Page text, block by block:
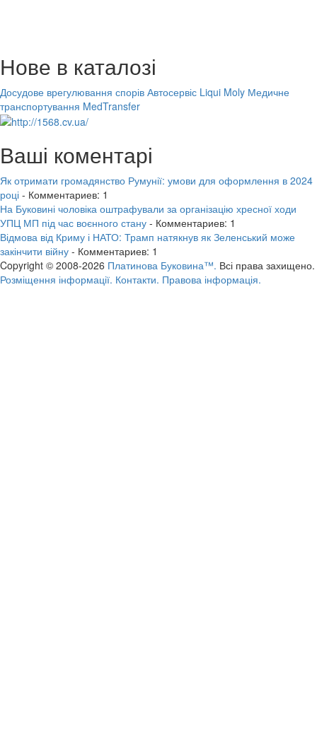
Нове в каталозі
Досудове врегулювання спорів Автосервіс Liqui Moly Медичне
транспортування MedTransfer
Ваші коментарі
Як отримати громадянство Румунії: умови для оформлення в 2024
році - Комментариев: 1
На Буковині чоловіка оштрафували за організацію хресної ходи
УПЦ МП під час воєнного стану - Комментариев: 1
Відмова від Криму і НАТО: Трамп натякнув як Зеленський може
закінчити війну - Комментариев: 1
Copyright © 2008-2026 Платинова Буковина™. Всі права захищено.
Розміщення інформації. Контакти. Правова інформація.